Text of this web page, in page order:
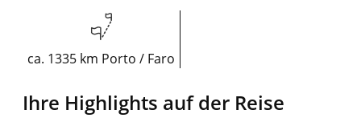
ca. 1335 km Porto / Faro
Ihre Highlights auf der Reise